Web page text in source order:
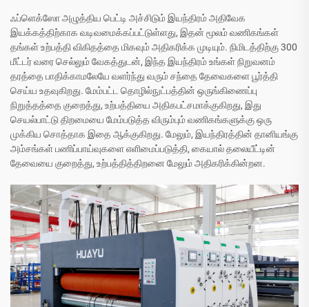
ஃப்ளெக்ஸோ அழுத்திய பெட்டி அச்சிடும் இயந்திரம் அதிவேக
இயக்கத்திற்காக வடிவமைக்கப்பட்டுள்ளது, இதன் மூலம் வணிகங்கள்
தங்கள் உற்பத்தி விகிதத்தை மிகவும் அதிகரிக்க முடியும். நிமிடத்திற்கு 300
மீட்டர் வரை செல்லும் வேகத்துடன், இந்த இயந்திரம் உங்கள் நிறுவனம்
தரத்தை பாதிக்காமலேயே வளர்ந்து வரும் சந்தை தேவைகளை பூர்த்தி
செய்ய உதவுகிறது. மேம்பட்ட தொழில்நுட்பத்தின் ஒருங்கிணைப்பு
நிறுத்தத்தை குறைத்து, உற்பத்தியை அதிகபட்சமாக்குகிறது, இது
செயல்பாட்டு திறமையை மேம்படுத்த விரும்பும் வணிகங்களுக்கு ஒரு
முக்கிய சொத்தாக இதை ஆக்குகிறது. மேலும், இயந்திரத்தின் தானியங்கு
அம்சங்கள் பணிப்பாய்வுகளை எளிமைப்படுத்தி, கையால் தலையீட்டின்
தேவையை குறைத்து, உற்பத்தித்திறனை மேலும் அதிகரிக்கின்றன.